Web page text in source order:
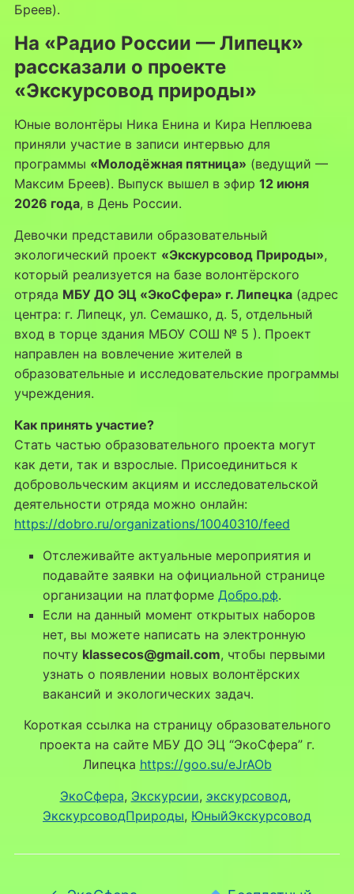
Бреев).
На «Радио России — Липецк»
рассказали о проекте
«Экскурсовод природы»
Юные волонтёры Ника Енина и Кира Неплюева
приняли участие в записи интервью для
программы «Молодёжная пятница» (ведущий —
Максим Бреев). Выпуск вышел в эфир 12 июня
2026 года, в День России.
Девочки представили образовательный
экологический проект «Экскурсовод Природы»,
который реализуется на базе волонтёрского
отряда МБУ ДО ЭЦ «ЭкоСфера» г. Липецка(адрес
центра: г. Липецк, ул. Семашко, д. 5, отдельный
вход в торце здания МБОУ СОШ № 5 ). Проект
направлен на вовлечение жителей в
образовательные и исследовательские программы
учреждения.
Как принять участие?
Стать частью образовательного проекта могут
как дети, так и взрослые. Присоединиться к
добровольческим акциям и исследовательской
деятельности отряда можно онлайн:
https://dobro.ru/organizations/10040310/feed
Отслеживайте актуальные мероприятия и
подавайте заявки на официальной странице
организации на платформе Добро.рф.
Если на данный момент открытых наборов
нет, вы можете написать на электронную
почту klassecos@gmail.com, чтобы первыми
узнать о появлении новых волонтёрских
вакансий и экологических задач.
Короткая ссылка на страницу образовательного
проекта на сайте МБУ ДО ЭЦ “ЭкоСфера” г.
Липецка https://goo.su/eJrAOb
ЭкоСфера, Экскурсии, экскурсовод
ЭкскурсоводПрироды, ЮныйЭкскурсовод